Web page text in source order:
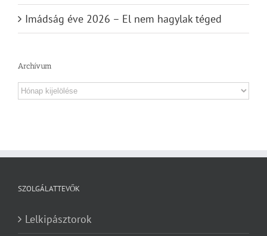
Imádság éve 2026 – El nem hagylak téged
Archívum
Archívum
SZOLGÁLATTEVŐK
Lelkipásztorok